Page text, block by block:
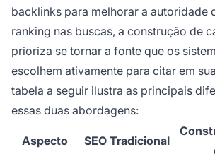
backlinks para melhorar a autoridade
ranking nas buscas, a construção de
prioriza se tornar a fonte que os
escolhem ativamente para citar em
tabela a seguir ilustra as principais
essas duas abordagens:
Aspecto SEO Tradicional